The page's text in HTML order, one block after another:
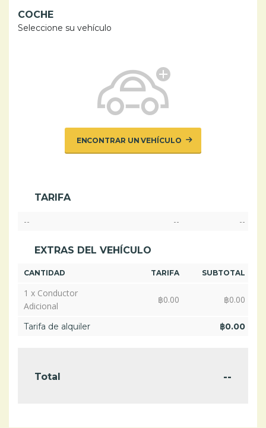
COCHE
Seleccione su vehículo
ENCONTRAR UN VEHÍCULO
TARIFA
-- -- --
EXTRAS DEL VEHÍCULO
CANTIDAD TARIFA SUBTOTAL
1 x Conductor
Adicional
฿0.00 ฿0.00
Tarifa de alquiler ฿0.00
Total --